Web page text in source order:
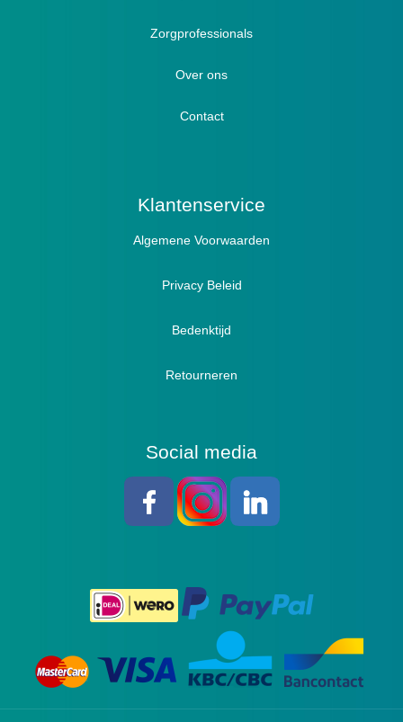
Diabetici
Winterboots
Lymph / Oedeem
Actief
Pantoffels
Sandalen
Oedeem
Hallux Valgus
Hamertenen
Zorgprofessionals
Over ons
Contact
Klantenservice
Algemene Voorwaarden
Privacy Beleid
Bedenktijd
Retourneren
Social media